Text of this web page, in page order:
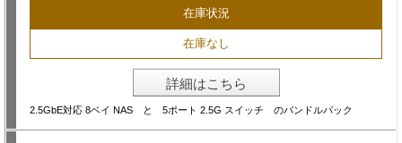
在庫状況
在庫なし
詳細はこちら
2.5GbE対応 8ベイ NAS と 5ポート 2.5G スイッチ のバンドルパック